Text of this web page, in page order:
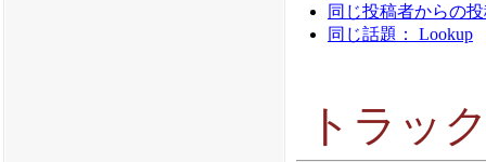
同じ投稿者からの投
同じ話題： Lookup
トラッ